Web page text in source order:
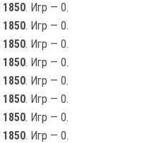
1850. Игр — 0.
1850. Игр — 0.
1850. Игр — 0.
1850. Игр — 0.
1850. Игр — 0.
1850. Игр — 0.
1850. Игр — 0.
1850. Игр — 0.